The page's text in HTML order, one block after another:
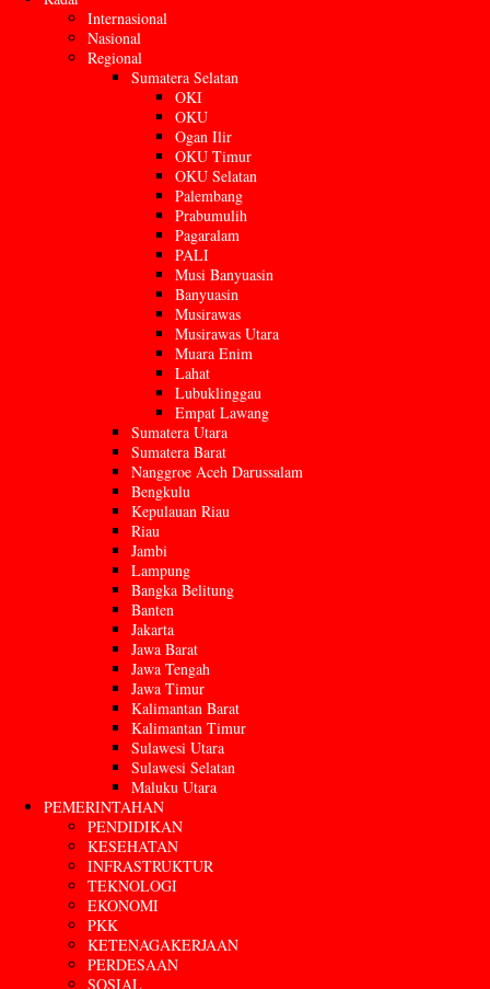
Internasional
Nasional
Regional
Sumatera Selatan
OKI
OKU
Ogan Ilir
OKU Timur
OKU Selatan
Palembang
Prabumulih
Pagaralam
PALI
Musi Banyuasin
Banyuasin
Musirawas
Musirawas Utara
Muara Enim
Lahat
Lubuklinggau
Empat Lawang
Sumatera Utara
Sumatera Barat
Nanggroe Aceh Darussalam
Bengkulu
Kepulauan Riau
Riau
Jambi
Lampung
Bangka Belitung
Banten
Jakarta
Jawa Barat
Jawa Tengah
Jawa Timur
Kalimantan Barat
Kalimantan Timur
Sulawesi Utara
Sulawesi Selatan
Maluku Utara
PEMERINTAHAN
PENDIDIKAN
KESEHATAN
INFRASTRUKTUR
TEKNOLOGI
EKONOMI
PKK
KETENAGAKERJAAN
PERDESAAN
SOSIAL